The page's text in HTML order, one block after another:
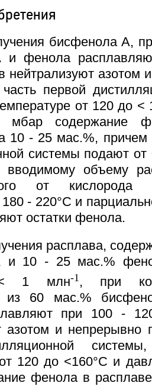
бисфенола А,
и фенола
нейтрализуют азотом
первой
от 120 до
содержание
10 - 25 мас.%, причем
системы подают
вводимому объему
от кислорода
- 220°С и
остатки фенола.
расплава,
и 10 - 25 мас.%
< 1 млн-1 , при
из 60 мас.%
при 100 -
азотом и непрерывно
120 до <160°С и
фенола в